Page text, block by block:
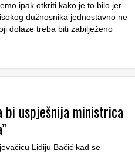
ipak otkriti kako je to bilo jer
dužnosnika jednostavno ne
dolaze treba biti zabilježeno
bi uspješnija ministrica
Lidiju Bačić kad se